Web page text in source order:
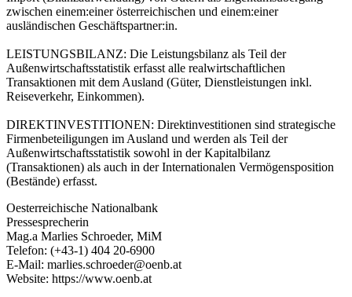
zwischen einem:einer österreichischen und einem:einer
ausländischen Geschäftspartner:in.
LEISTUNGSBILANZ: Die Leistungsbilanz als Teil der
Außenwirtschaftsstatistik erfasst alle realwirtschaftlichen
Transaktionen mit dem Ausland (Güter, Dienstleistungen inkl.
Reiseverkehr, Einkommen).
DIREKTINVESTITIONEN: Direktinvestitionen sind strategische
Firmenbeteiligungen im Ausland und werden als Teil der
Außenwirtschaftsstatistik sowohl in der Kapitalbilanz
(Transaktionen) als auch in der Internationalen Vermögensposition
(Bestände) erfasst.
Oesterreichische Nationalbank
Pressesprecherin
Mag.a Marlies Schroeder, MiM
Telefon: (+43-1) 404 20-6900
E-Mail: marlies.schroeder@oenb.at
Website: https://www.oenb.at